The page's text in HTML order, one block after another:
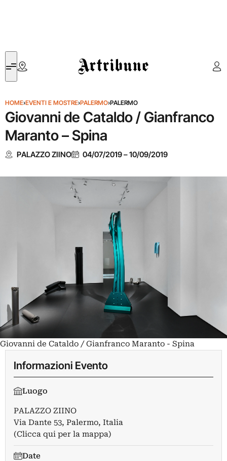
Artribune
HOME›EVENTI E MOSTRE›PALERMO›PALERMO
Giovanni de Cataldo / Gianfranco
Maranto – Spina
PALAZZO ZIINO 04/07/2019–10/09/2019
Giovanni de Cataldo / Gianfranco Maranto - Spina
Informazioni Evento
Luogo
PALAZZO ZIINO
Via Dante 53, Palermo, Italia
(Clicca qui per la mappa)
Date